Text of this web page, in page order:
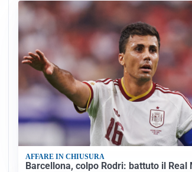
AFFARE IN CHIUSURA
Barcellona, colpo Rodri: battuto il Real